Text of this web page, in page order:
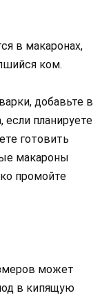
в макаронах,
ком.
добавьте в
если планируете
готовить
макароны
промойте
может
в кипящую